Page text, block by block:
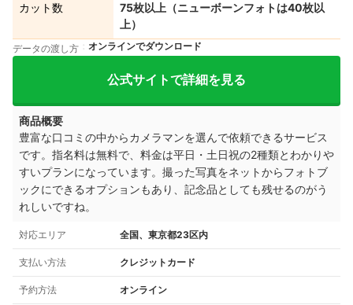
カット数
75枚以上（ニューボーンフォトは40枚以
上）
データの渡し方 オンラインでダウンロード
公式サイトで詳細を見る
商品概要
豊富な口コミの中からカメラマンを選んで依頼できるサービス
です。指名料は無料で、料金は平日・土日祝の2種類とわかりや
すいプランになっています。撮った写真をネットからフォトブ
ックにできるオプションもあり、記念品としても残せるのがう
れしいですね。
対応エリア 全国、東京都23区内
支払い方法 クレジットカード
予約方法 オンライン